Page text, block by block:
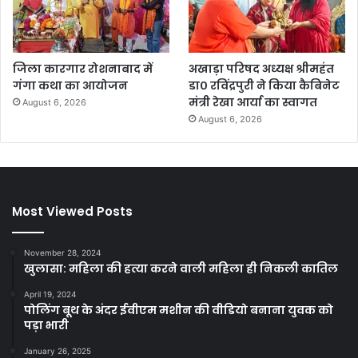
जिला कारगार रोशनाबाद में
गंगा कथा का आयोजन
August 6, 2026
अखाड़ा परिषद अध्यक्ष श्रीमहंत
डा० रविंद्रपुरी ने किया कैबिनेट
मंत्री रेखा आर्या का स्वागत
August 6, 2026
Most Viewed Posts
November 28, 2024
खुलासा: महिला की हत्या करने वाली महिला ही निकली कातिल
April 19, 2024
पोलिंग बूथ के अंदर ईवीएम मशीन की वीडियो बनाना युवक को
पड़ा भारी
January 26, 2025